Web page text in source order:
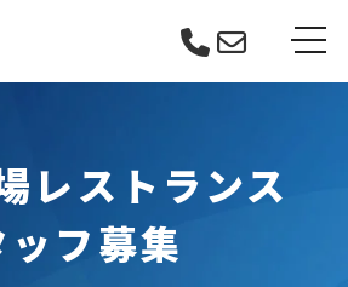
レストランス
ッフ募集